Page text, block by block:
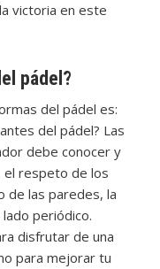
victoria en este
pádel?
del pádel es:
del pádel? Las
debe conocer y
el respeto de los
de las paredes, la
periódico.
disfrutar de una
para mejorar tu